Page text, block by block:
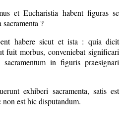
et Eucharistia habent figuras se
?
habere sicut et ista : quia dicit
fuit morbus, conveniebat significari
in figuris praesignari
exhiberi sacramenta, satis est
est hic disputandum.